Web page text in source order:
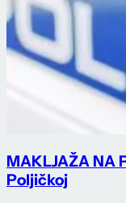
MAKLJAŽA NA
Poljičkoj